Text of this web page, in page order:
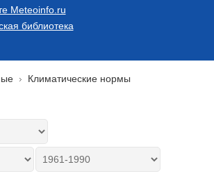
Meteoinfo.ru
библиотека
Климатические нормы